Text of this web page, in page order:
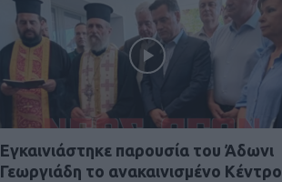
Εγκαινιάστηκε παρουσία του Άδωνι
Γεωργιάδη το ανακαινισμένο Κέντρο